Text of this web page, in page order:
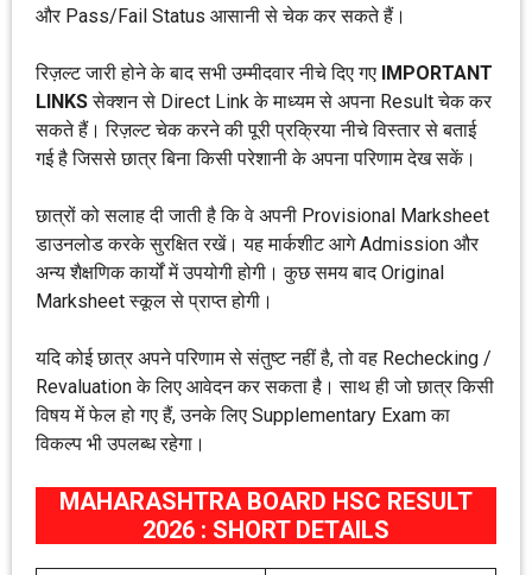
और Pass/Fail Status आसानी से चेक कर सकते हैं।
रिज़ल्ट जारी होने के बाद सभी उम्मीदवार नीचे दिए गए IMPORTANT
LINKSसेक्शन से Direct Link के माध्यम से अपना Result चेक कर
सकते हैं। रिज़ल्ट चेक करने की पूरी प्रक्रिया नीचे विस्तार से बताई
गई है जिससे छात्र बिना किसी परेशानी के अपना परिणाम देख सकें।
छात्रों को सलाह दी जाती है कि वे अपनी Provisional Marksheet
डाउनलोड करके सुरक्षित रखें। यह मार्कशीट आगे Admission और
अन्य शैक्षणिक कार्यों में उपयोगी होगी। कुछ समय बाद Original
Marksheet स्कूल से प्राप्त होगी।
यदि कोई छात्र अपने परिणाम से संतुष्ट नहीं है, तो वह Rechecking /
Revaluation के लिए आवेदन कर सकता है। साथ ही जो छात्र किसी
विषय में फेल हो गए हैं, उनके लिए Supplementary Exam का
विकल्प भी उपलब्ध रहेगा।
MAHARASHTRA BOARD HSC RESULT
2026 : SHORT DETAILS